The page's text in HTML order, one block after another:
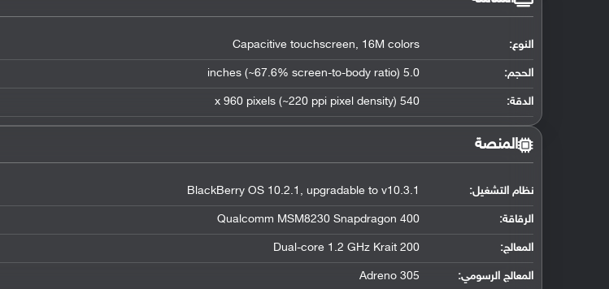
النوع: Capacitive touchscreen, 16M colors
الحجم: 5.0 inches (~67.6% screen-to-body ratio)
الدقة: 540 x 960 pixels (~220 ppi pixel density)
المنصة
نظام التشغيل:
BlackBerry OS 10.2.1, upgradable to v10.3.1
الرقاقة:
Qualcomm MSM8230 Snapdragon 400
المعالج:
Dual-core 1.2 GHz Krait 200
المعالج الرسومي:
Adreno 305